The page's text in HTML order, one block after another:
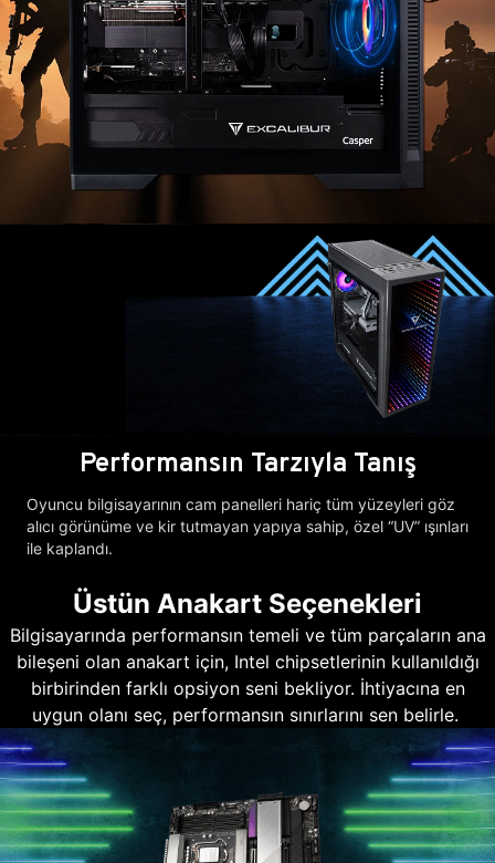
Performansın Tarzıyla Tanış
Oyuncu bilgisayarının cam panelleri hariç tüm yüzeyleri göz
alıcı görünüme ve kir tutmayan yapıya sahip, özel “UV” ışınları
ile kaplandı.
Üstün Anakart Seçenekleri
Bilgisayarında performansın temeli ve tüm parçaların ana
bileşeni olan anakart için, Intel chipsetlerinin kullanıldığı
birbirinden farklı opsiyon seni bekliyor. İhtiyacına en
uygun olanı seç, performansın sınırlarını sen belirle.